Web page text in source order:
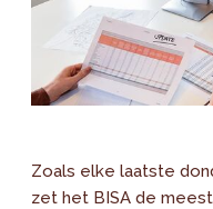
Zoals elke laatste
zet het BISA de